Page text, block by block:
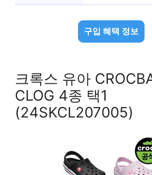
구입 혜택 정보
크록스 유아
CLOG 4종 택1
(24SKCL207005)